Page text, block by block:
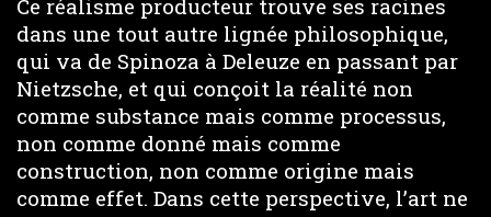
Ce réalisme producteur trouve ses racines
dans une tout autre lignée philosophique,
qui va de Spinoza à Deleuze en passant par
Nietzsche, et qui conçoit la réalité non
comme substance mais comme processus,
non comme donné mais comme
construction, non comme origine mais
comme effet. Dans cette perspective, l’art ne